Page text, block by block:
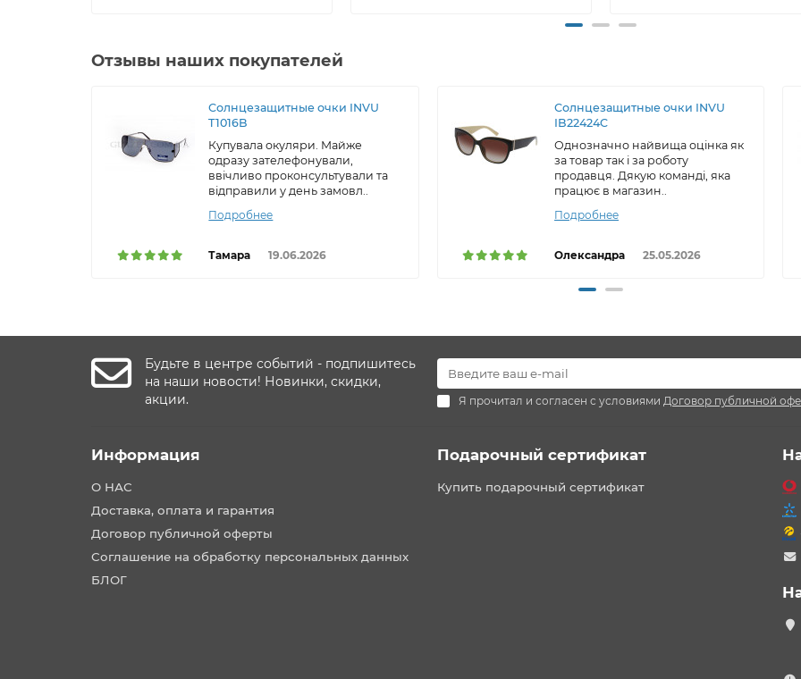
Отзывы наших покупателей
Солнцезащитные очки INVU
T1016B
Купувала окуляри. Майже
одразу зателефонували,
ввічливо проконсультували та
відправили у день замовл..
Подробнее
Тамара 19.06.2026
Солнцезащитные очки INVU
IB22424C
Однозначно найвища оцінка як
за товар так і за роботу
продавця. Дякую команді, яка
працює в магазин..
Подробнее
Олександра 25.05.2026
Будьте в центре событий - подпишитесь
на наши новости! Новинки, скидки,
акции.
Я прочитал и согласен с условиями Договор публичной
Информация
О НАС
Доставка, оплата и гарантия
Договор публичной оферты
Соглашение на обработку персональных данных
БЛОГ
Подарочный сертификат
Купить подарочный сертификат